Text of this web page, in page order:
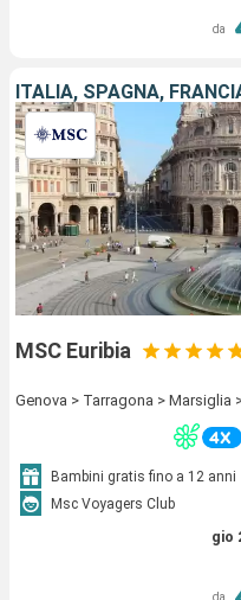
da
ITALIA, SPAGNA,
MSC Euribia
Genova > Tarragona > Marsiglia
Bambini gratis fino a 12 anni
Msc Voyagers Club
gio
da